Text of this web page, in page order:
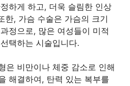
하게 하고, 더욱 슬림한 인상
한, 가슴 수술은 가슴의 크기
정으로, 많은 여성들이 미적
택하는 시술입니다.
은 비만이나 체중 감소로 인해
해결하여, 탄력 있는 복부를